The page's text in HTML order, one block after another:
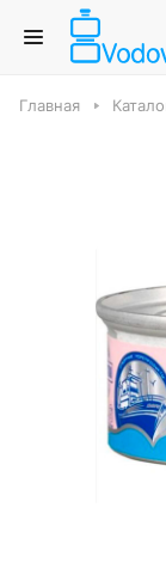
Главная